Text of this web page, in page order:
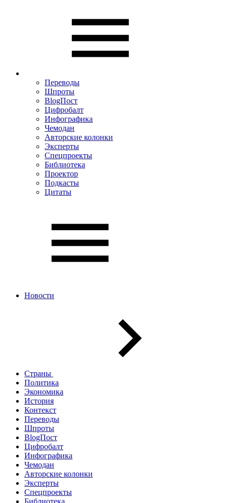
Переводы
Шпроты
BlogПост
Цифробалт
Инфографика
Чемодан
Авторские колонки
Эксперты
Спецпроекты
Библиотека
Проектор
Подкасты
Цитаты
Новости
Страны
Политика
Экономика
История
Контекст
Переводы
Шпроты
BlogПост
Цифробалт
Инфографика
Чемодан
Авторские колонки
Эксперты
Спецпроекты
Библиотека